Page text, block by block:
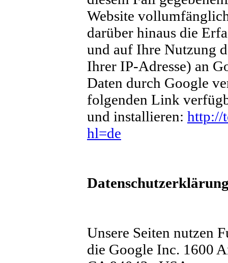
Website
darüber hinaus die
und auf Ihre Nutzung
Ihrer IP-Adresse) an
Daten durch Google
folgenden Link
und installieren: http://
hl=de
Unsere Seiten nutzen
die Google Inc. 1600